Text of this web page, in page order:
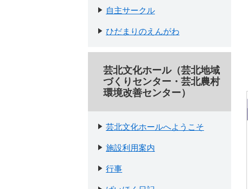
自主サークル
ひだまりのえんがわ
芸北文化ホール（芸北地域
づくりセンター・芸北農村
環境改善センター）
芸北文化ホールへようこそ
施設利用案内
行事